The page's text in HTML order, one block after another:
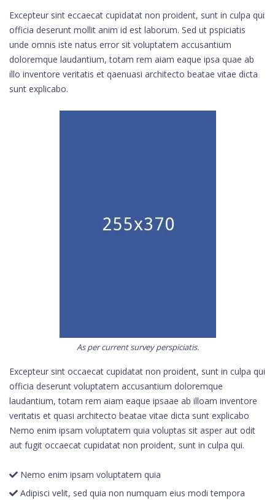
Excepteur sint eccaecat cupidatat non proident, sunt in culpa qui
officia deserunt mollit anim id est laborum. Sed ut pspiciatis
unde omnis iste natus error sit voluptatem accusantium
doloremque laudantium, totam rem aiam eaque ipsa quae ab
illo inventore veritatis et qaenuasi architecto beatae vitae dicta
sunt explicabo.
Excepteur sint occaecat cupidatat non proident, sunt in culpa qui
officia deserunt voluptatem accusantium doloremque
laudantium, totam rem aiam eaque ipsaae ab illoam inventore
veritatis et quasi architecto beatae vitae dicta sunt explicabo
Nemo enim ipsam voluptatem quia voluptas sit asper aut odit
aut fugit occaecat cupidatat non proident, sunt in culpa qui.
Nemo enim ipsam voluptatem quia
Adipisci velit, sed quia non numquam eius modi tempora
As per current survey perspiciatis.